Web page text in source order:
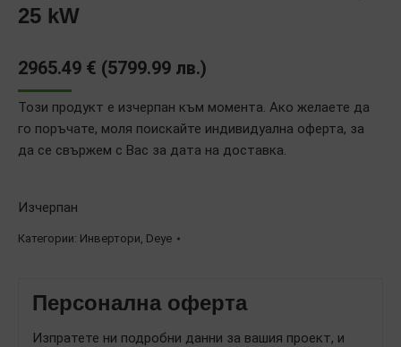
25 kW
2965.49 € (5799.99 лв.)
Този продукт е изчерпан към момента. Ако желаете да
го поръчате, моля поискайте индивидуална оферта, за
да се свържем с Вас за дата на доставка.
Изчерпан
Категории: Инвертори, Deye
Персонална оферта
Изпратете ни подробни данни за вашия проект, и